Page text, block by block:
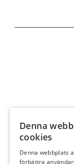
Denna
cookies
Denna webbplats
förbättra